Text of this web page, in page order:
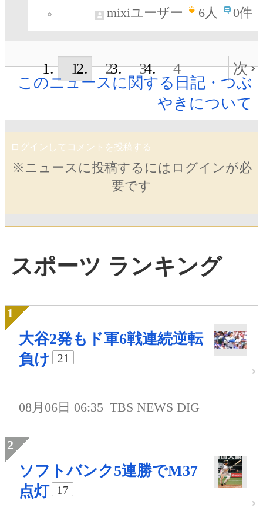
mixiユーザー
6人 0件
1 2 3 4
次
このニュースに関する日記・つぶ
やきについて
ログインしてコメントを投稿する
※ニュースに投稿するにはログインが必
要です
スポーツ ランキング
大谷2発もド軍6戦連続逆転
負け
21
08月06日 06:35 TBS NEWS DIG
ソフトバンク5連勝でM37
点灯
17